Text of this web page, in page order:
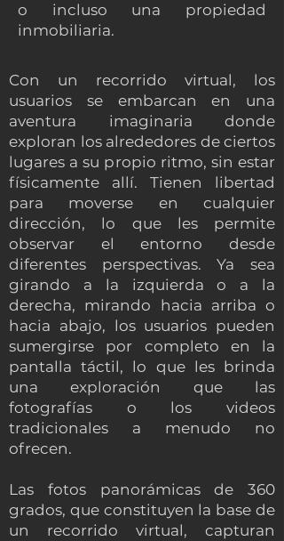
o incluso una propiedad
inmobiliaria.
Con un recorrido virtual, los
usuarios se embarcan en una
aventura imaginaria donde
exploran los alrededores de ciertos
lugares a su propio ritmo, sin estar
físicamente allí. Tienen libertad
para moverse en cualquier
dirección, lo que les permite
observar el entorno desde
diferentes perspectivas. Ya sea
girando a la izquierda o a la
derecha, mirando hacia arriba o
hacia abajo, los usuarios pueden
sumergirse por completo en la
pantalla táctil, lo que les brinda
una exploración que las
fotografías o los videos
tradicionales a menudo no
ofrecen.
Las fotos panorámicas de 360
grados, que constituyen la base de
un recorrido virtual, capturan